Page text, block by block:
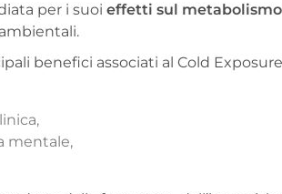
per i suoi effetti sul
ambientali.
benefici associati al Cold
mentale,